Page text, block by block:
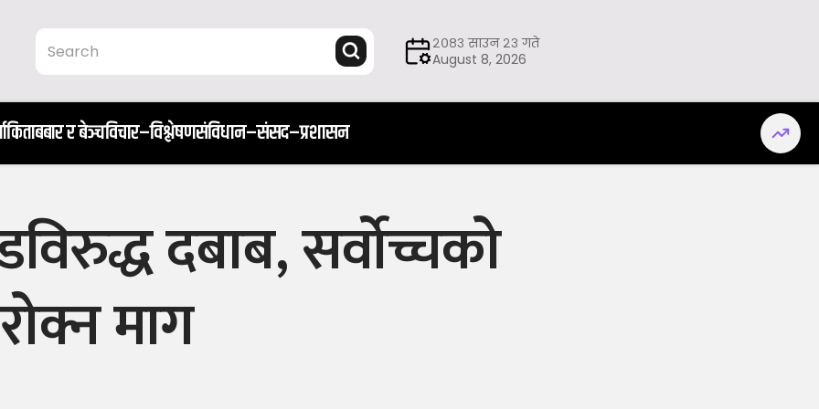
२०८३ साउन २३ गते
August 8, 2026
किताबबार र बेञ्चविचार–विश्लेषणसंविधान–संसद–प्रशासन
दबाब, सर्वोच्चको
माग